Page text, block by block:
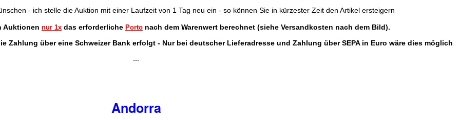
- ich stelle die Auktion mit einer Laufzeit von 1 Tag neu ein - so können Sie in kürzester Zeit den Artikel ersteigern
Auktionen nur 1x das erforderliche Porto nach dem Warenwert berechnet (siehe Versandkosten nach dem Bild).
Zahlung über eine Schweizer Bank erfolgt - Nur bei deutscher Lieferadresse und Zahlung über SEPA in Euro wäre dies möglich
Andorra